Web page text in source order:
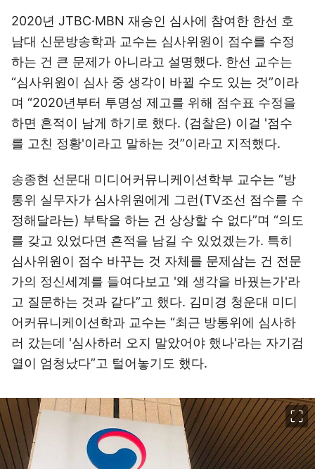
2020년 JTBC·MBN 재승인 심사에 참여한 한선 호
남대 신문방송학과 교수는 심사위원이 점수를 수정
하는 건 큰 문제가 아니라고 설명했다. 한선 교수는
“심사위원이 심사 중 생각이 바뀔 수도 있는 것”이라
며 “2020년부터 투명성 제고를 위해 점수표 수정을
하면 흔적이 남게 하기로 했다. (검찰은) 이걸 '점수
를 고친 정황'이라고 말하는 것”이라고 지적했다.
송종현 선문대 미디어커뮤니케이션학부 교수는 “방
통위 실무자가 심사위원에게 그런(TV조선 점수를 수
정해달라는) 부탁을 하는 건 상상할 수 없다”며 “의도
를 갖고 있었다면 흔적을 남길 수 있었겠는가. 특히
심사위원이 점수 바꾸는 것 자체를 문제삼는 건 전문
가의 정신세계를 들여다보고 '왜 생각을 바꿨는가'라
고 질문하는 것과 같다”고 했다. 김미경 청운대 미디
어커뮤니케이션학과 교수는 “최근 방통위에 심사하
러 갔는데 '심사하러 오지 말았어야 했나'라는 자기검
열이 엄청났다”고 털어놓기도 했다.